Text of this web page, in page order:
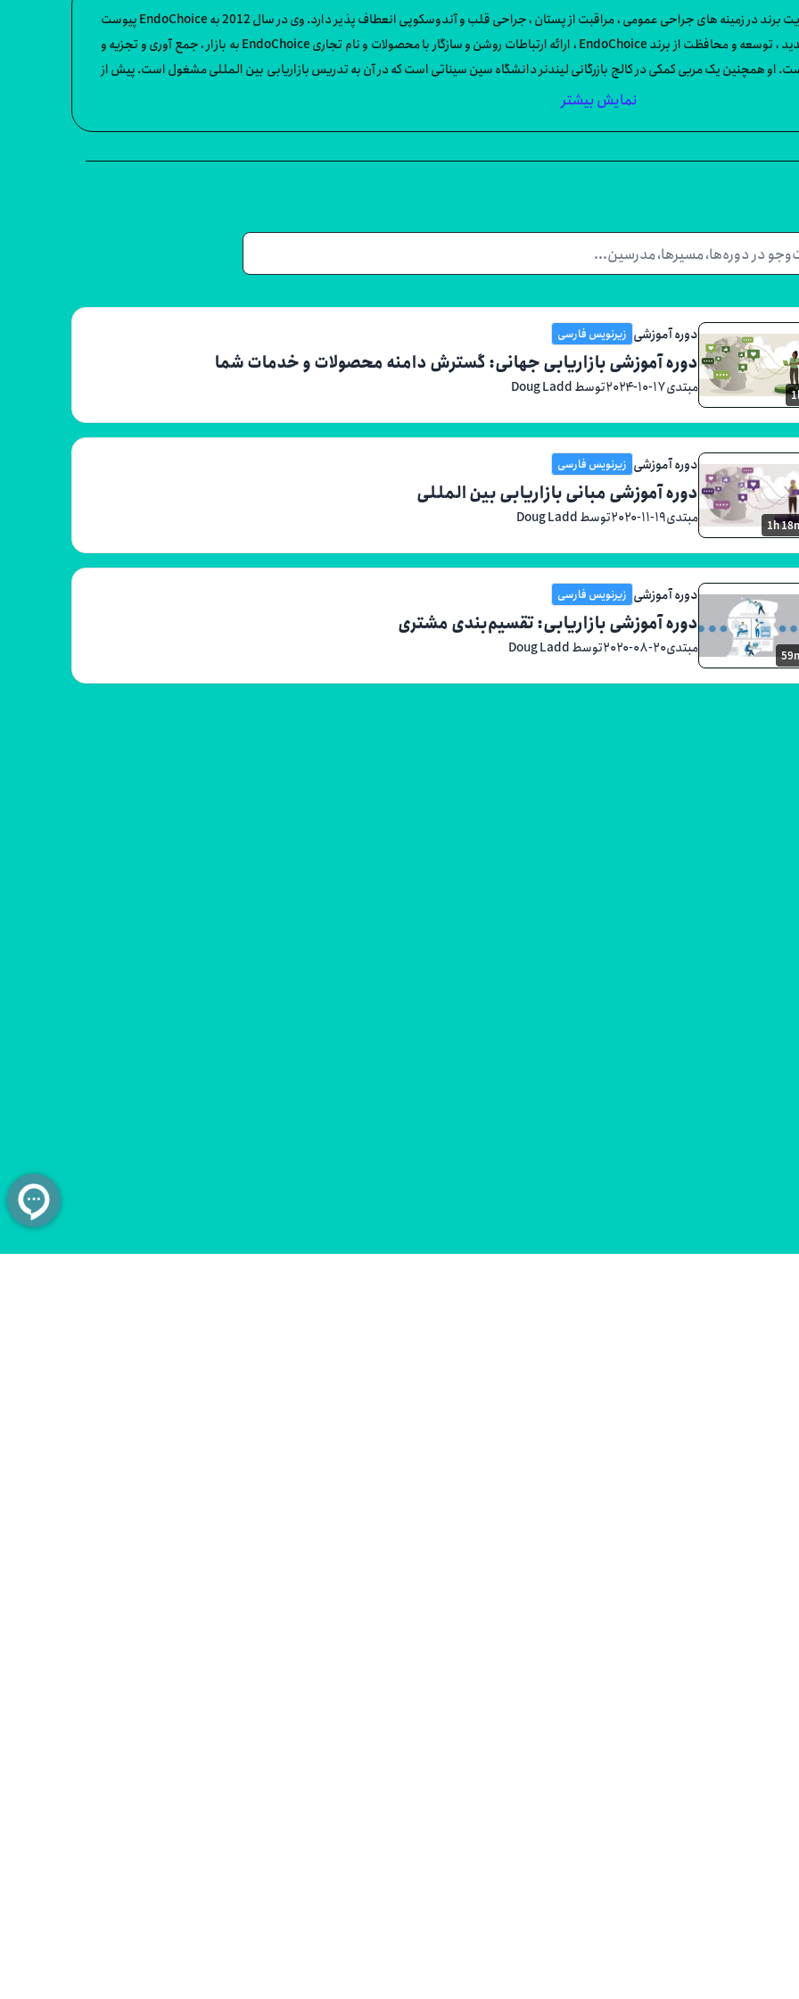
داگ لاد بیش از 25 سال سابقه تجارت در زمینه بازاریابی و مدیریت برند در زمینه های جراحی عمومی ، مراقبت از پستان ، جراحی قلب و آندوسکوپی انعطاف پذیر دارد. وی در سال 2012 به EndoChoice پیوست
و مسئولیت های فعلی وی شامل تعریف و عرضه محصولات جدید ، توسعه و محافظت از برند EndoChoice ، ارائه ارتباطات روشن و سازگار با محصولات و نام تجاری EndoChoice به بازار ، جمع آوری و تجزیه و
او همچنین یک مربی کمکی در کالج بازرگانی لیندنر دانشگاه سین سیناتی است که در آن به تدریس بازاریابی بین المللی مشغول است. پیش از
نمایش بیشتر
دوره آموزشی زیرنویس فارسی
دوره آموزشی بازاریابی جهانی: گسترش دامنه محصولات و خدمات شما
مبتدی۲۰۲۴-۱۰-۱۷توسط Doug Ladd
1h
دوره آموزشی زیرنویس فارسی
دوره آموزشی مبانی بازاریابی بین المللی
مبتدی۲۰۲۰-۱۱-۱۹توسط Doug Ladd
دوره آموزشی زیرنویس فارسی
دوره آموزشی بازاریابی: تقسیم‌بندی مشتری
مبتدی۲۰۲۰-۰۸-۲۰توسط Doug Ladd